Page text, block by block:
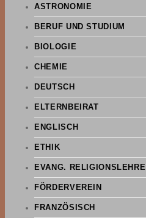
ASTRONOMIE
BERUF UND STUDIUM
BIOLOGIE
CHEMIE
DEUTSCH
ELTERNBEIRAT
ENGLISCH
ETHIK
EVANG. RELIGIONSLEHRE
FÖRDERVEREIN
FRANZÖSISCH